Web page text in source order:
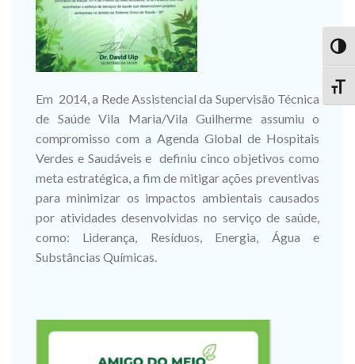
Em 2014, a Rede Assistencial da Supervisão Técnica
de Saúde Vila Maria/Vila Guilherme assumiu o
compromisso com a Agenda Global de Hospitais
Verdes e Saudáveis e definiu cinco objetivos como
meta estratégica, a fim de mitigar ações preventivas
para minimizar os impactos ambientais causados
por atividades desenvolvidas no serviço de saúde,
como: Liderança, Resíduos, Energia, Água e
Substâncias Químicas.